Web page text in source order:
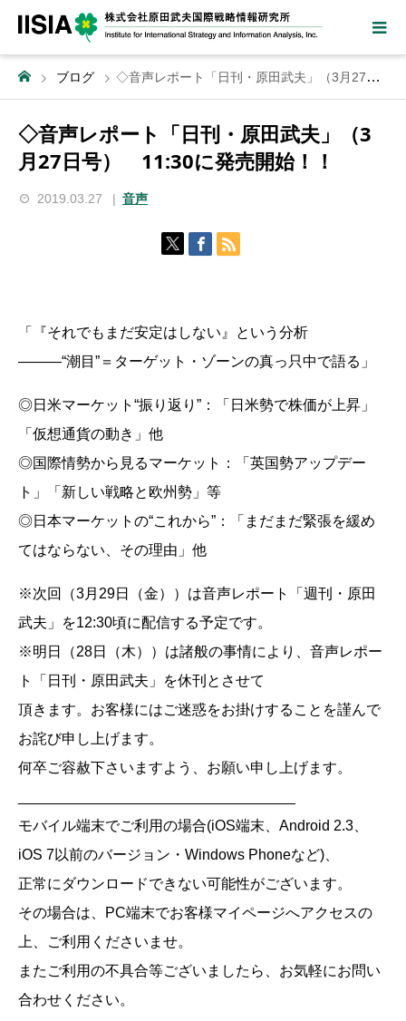
ブログ ◇音声レポート「日刊・原田武夫」（3月27日号） 11:30に発売開始！！
◇音声レポート「日刊・原田武夫」（3
月27日号） 11:30に発売開始！！
2019.03.27 音声
「『それでもまだ安定はしない』という分析
―――“潮目”＝ターゲット・ゾーンの真っ只中で語る」
◎日米マーケット“振り返り”：「日米勢で株価が上昇」
「仮想通貨の動き」他
◎国際情勢から見るマーケット：「英国勢アップデー
ト」「新しい戦略と欧州勢」等
◎日本マーケットの“これから”：「まだまだ緊張を緩め
てはならない、その理由」他
※次回（3月29日（金））は音声レポート「週刊・原田
武夫」を12:30頃に配信する予定です。
※明日（28日（木））は諸般の事情により、音声レポー
ト「日刊・原田武夫」を休刊とさせて
頂きます。お客様にはご迷惑をお掛けすることを謹んで
お詫び申し上げます。
何卒ご容赦下さいますよう、お願い申し上げます。
モバイル端末でご利用の場合(iOS端末、Android 2.3、
iOS 7以前のバージョン・Windows Phoneなど)、
正常にダウンロードできない可能性がございます。
その場合は、PC端末でお客様マイページへアクセスの
上、ご利用くださいませ。
またご利用の不具合等ございましたら、お気軽にお問い
合わせください。